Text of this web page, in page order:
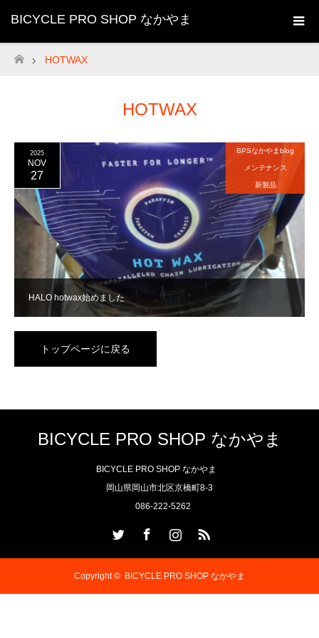
BICYCLE PRO SHOP なかやま
ホーム
HOTWAX
HOTWAX
HALO hotwax始めました
2025
NOV
27
BPSなかやまblog
メンテナンス
新製品
トップページに戻る
BICYCLE PRO SHOP なかやま
BICYCLE PRO SHOP なかやま
岡山県岡山市北区京橋町8-3
086-222-5262
Copyright © BICYCLE PRO SHOP なかやま